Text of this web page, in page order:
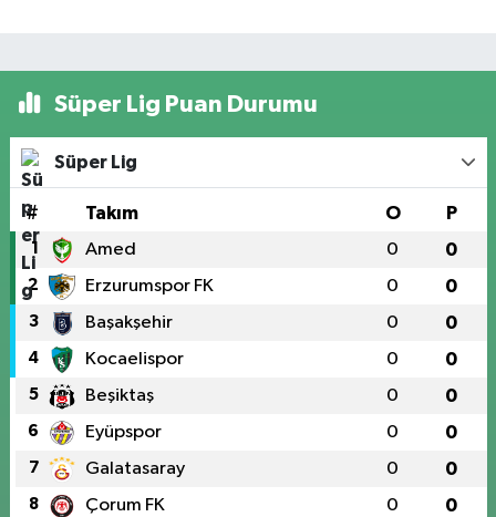
Süper Lig Puan Durumu
Süper Lig
# Takım O P
1 Amed 0 0
2 Erzurumspor FK 0 0
3 Başakşehir 0 0
4 Kocaelispor 0 0
5 Beşiktaş 0 0
6 Eyüpspor 0 0
7 Galatasaray 0 0
8 Çorum FK 0 0